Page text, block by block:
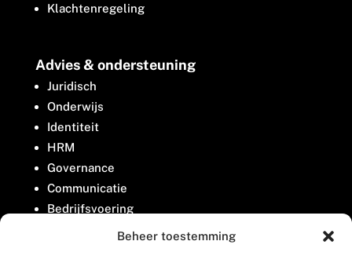
Beheer toestemming
Klachtenregeling
Advies & ondersteuning
Juridisch
Onderwijs
Identiteit
HRM
Governance
Communicatie
Bedrijfsvoering
Belangenbehartiging